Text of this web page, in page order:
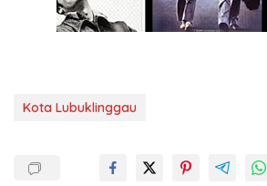
Kota Lubuklinggau